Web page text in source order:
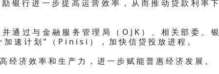
银行进一步提高运营效率，从而推动贷款利率下
通过与金融服务管理局（OJK）、相关部委、银
速计划”（Pinisi），加快信贷投放进程。
经济效率和生产力，进一步赋能普惠经济发展。